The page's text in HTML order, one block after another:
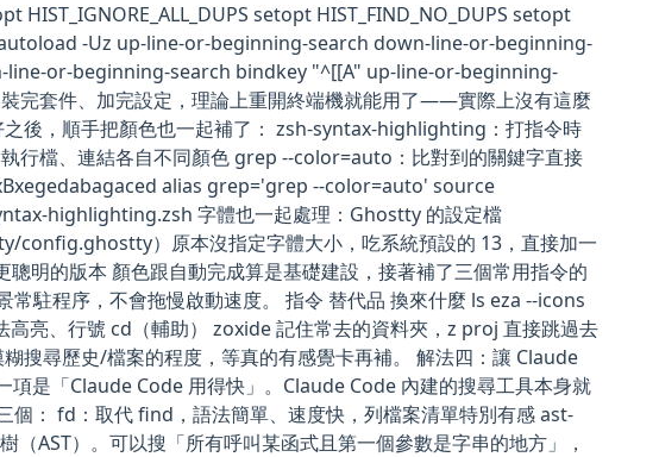
HIST_IGNORE_ALL_DUPS setopt HIST_FIND_NO_DUPS setopt
autoload -Uz up-line-or-beginning-search down-line-or-beginning-
or-beginning-search bindkey "^[[A" up-line-or-beginning-
套件、加完設定，理論上重開終端機就能用了——實際上沒有這麼
後，順手把顏色也一起補了： zsh-syntax-highlighting：打指令時
行檔、連結各自不同顏色 grep --color=auto：比對到的關鍵字直接
alias grep='grep --color=auto' source
highlighting.zsh 字體也一起處理：Ghostty 的設定檔
）原本沒指定字體大小，吃系統預設的 13，直接加一
明的版本 顏色跟自動完成算是基礎建設，接著補了三個常用指令的
駐程序，不會拖慢啟動速度。 指令 替代品 換來什麼 ls eza --icons
亮、行號 cd（輔助） zoxide 記住常去的資料夾，z proj 直接跳過去
尋歷史/檔案的程度，等真的有感覺卡再補。 解法四：讓 Claude
是「Claude Code 用得快」。Claude Code 內建的搜尋工具本身就
： fd：取代 find，語法簡單、速度快，列檔案清單特別有感 ast-
AST）。可以搜「所有呼叫某函式且第一個參數是字串的地方」，